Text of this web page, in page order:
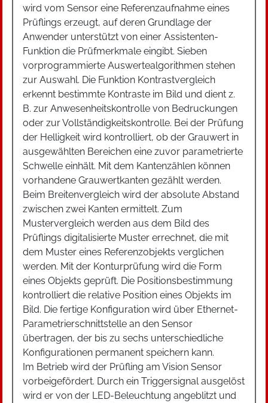
wird vom Sensor eine Referenzaufnahme eines
Prüflings erzeugt, auf deren Grundlage der
Anwender unterstützt von einer Assistenten-
Funktion die Prüfmerkmale eingibt. Sieben
vorprogrammierte Auswertealgorithmen stehen
zur Auswahl. Die Funktion Kontrastvergleich
erkennt bestimmte Kontraste im Bild und dient z.
B. zur Anwesenheitskontrolle von Bedruckungen
oder zur Vollständigkeitskontrolle. Bei der Prüfung
der Helligkeit wird kontrolliert, ob der Grauwert in
ausgewählten Bereichen eine zuvor parametrierte
Schwelle einhält. Mit dem Kantenzählen können
vorhandene Grauwertkanten gezählt werden.
Beim Breitenvergleich wird der absolute Abstand
zwischen zwei Kanten ermittelt. Zum
Mustervergleich werden aus dem Bild des
Prüflings digitalisierte Muster errechnet, die mit
dem Muster eines Referenzobjekts verglichen
werden. Mit der Konturprüfung wird die Form
eines Objekts geprüft. Die Positionsbestimmung
kontrolliert die relative Position eines Objekts im
Bild. Die fertige Konfiguration wird über Ethernet-
Parametrierschnittstelle an den Sensor
übertragen, der bis zu sechs unterschiedliche
Konfigurationen permanent speichern kann.
Im Betrieb wird der Prüfling am Vision Sensor
vorbeigefördert. Durch ein Triggersignal ausgelöst
wird er von der LED-Beleuchtung angeblitzt und